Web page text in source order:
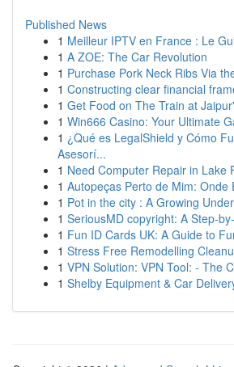
Published News
1 Meilleur IPTV en France : Le
1 A ZOE: The Car Revolution
1 Purchase Pork Neck Ribs Via
1 Constructing clear financial
1 Get Food on The Train at
1 Win666 Casino: Your Ultimate
1 ¿Qué es LegalShield y Cómo
Asesorí...
1 Need Computer Repair in Lake
1 Autopeças Perto de Mim: Onde
1 Pot in the city : A Growing
1 SeriousMD copyright: A Step-
1 Fun ID Cards UK: A Guide to
1 Stress Free Remodelling
1 VPN Solution: VPN Tool: - The
1 Shelby Equipment & Car